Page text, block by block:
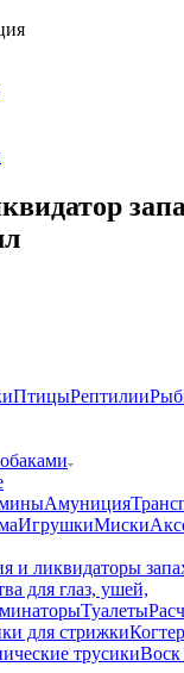
ПтицыРептилии
Амуниция
ИгрушкиМиски
и ликвидаторы
для глаз, ушей,
Туалеты
для стрижки
трусики